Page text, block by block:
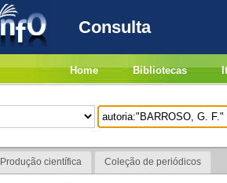
Consulta
Home Bibliotecas
Produção científica Coleção de periódicos